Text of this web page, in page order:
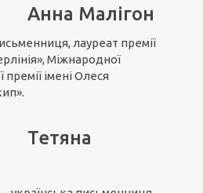
Анна Малігон
лауреат премії
Міжнародної
імені Олеся
Тетяна